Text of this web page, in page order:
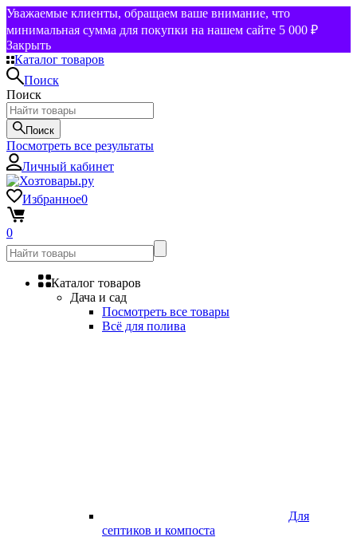
Уважаемые клиенты, обращаем ваше внимание, что
минимальная сумма для покупки на нашем сайте 5 000 ₽
Закрыть
Каталог товаров
Поиск
Поиск
Поиск
Посмотреть все результаты
Личный кабинет
Избранное0
0
Каталог товаров
Дача и сад
Посмотреть все товары
Всё для полива
Для
септиков и компоста